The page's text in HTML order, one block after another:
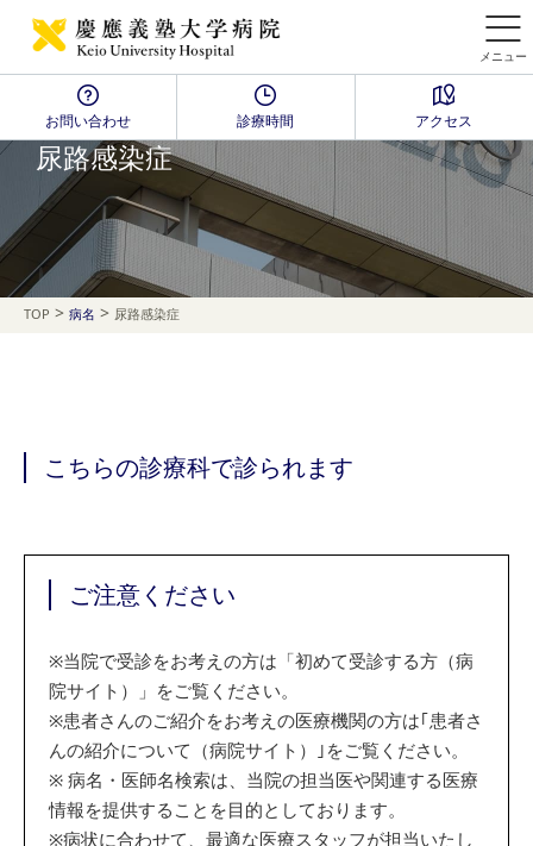
メニュー
お問い合わせ 診療時間 アクセス
Disease Name Search
尿路感染症
TOP > 病名 > 尿路感染症
こちらの診療科で診られます
ご注意ください
※当院で受診をお考えの方は「初めて受診する方（病
院サイト）」をご覧ください。
※患者さんのご紹介をお考えの医療機関の方は｢患者さ
んの紹介について（病院サイト）｣をご覧ください。
※ 病名・医師名検索は、当院の担当医や関連する医療
情報を提供することを目的としております。
※病状に合わせて、最適な医療スタッフが担当いたし